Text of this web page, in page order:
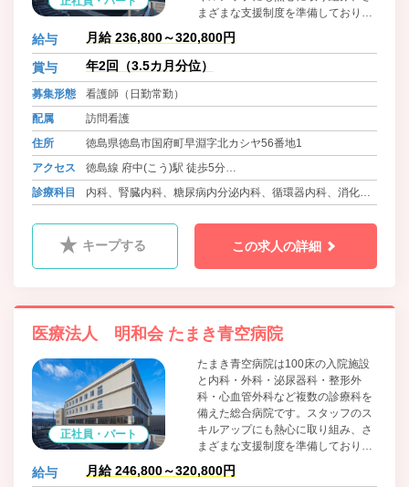
まざまな支援制度を準備しておりま
す。また、各種保険・社宅・保育園
など福利厚生にも熱心に取り組み、
厚生労働省や徳島県から表彰されて
きました。これからもやりがいがあ
給与 月給 236,800～320,800円
賞与 年2回（3.5カ月分位）
募集形態
看護師（日勤常勤）
配属
訪問看護
住所
徳島県徳島市国府町早淵字北カシヤ56番地1
アクセス
徳島線 府中(こう)駅 徒歩5分
バス 徳島バス 鴨島線・神山線 早淵 徒歩3分
診療科目
内科、腎臓内科、糖尿病内分泌内科、循環器内科、消化器
外科、整形外科、泌尿器科、耳鼻咽喉科、脳神経外科、心
キープする この求人の詳細
医療法人 明和会 たまき青空病院
正社員・パート
たまき青空病院は100床の入院施設
と内科・外科・泌尿器科・整形外
科・心血管外科など複数の診療科を
備えた総合病院です。スタッフのス
キルアップにも熱心に取り組み、さ
まざまな支援制度を準備しておりま
す。また、各種保険・社宅・保育園
など福利厚生にも熱心に取り組み、
給与 月給 246,800～320,800円